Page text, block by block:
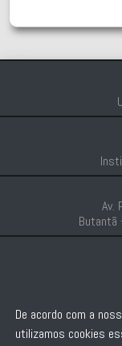
Av.
Butantã
De acordo com a
utilizamos cookies